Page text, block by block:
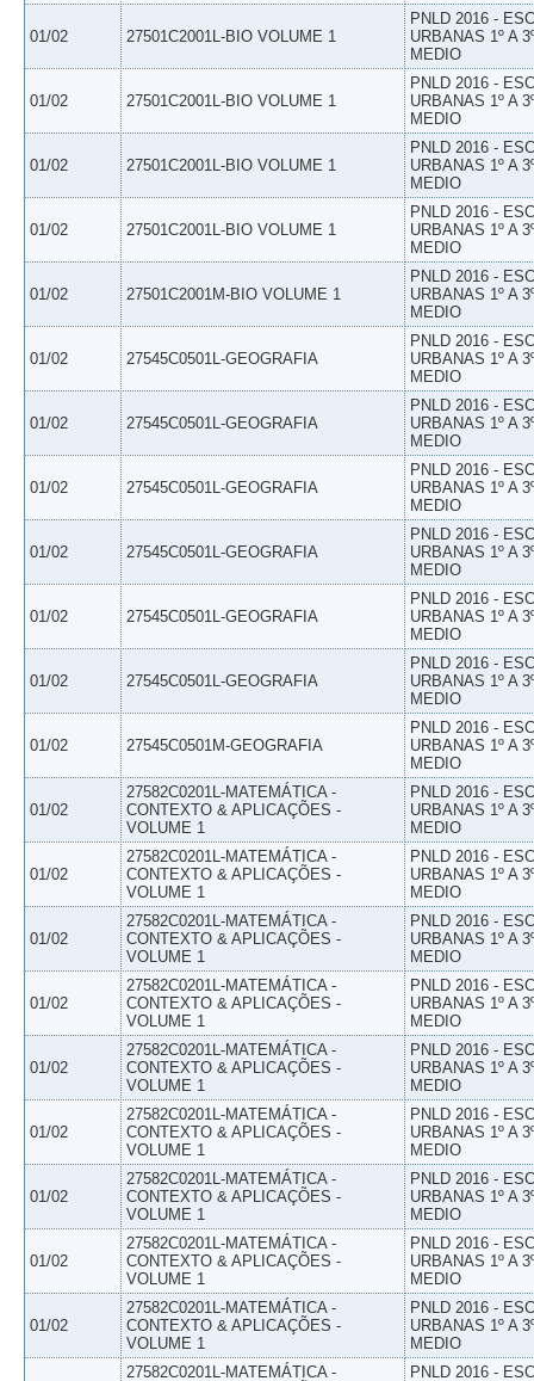
01/02 27501C2001L-BIO VOLUME 1
PNLD 2016 -
URBANAS 1º A
MEDIO
01/02 27501C2001L-BIO VOLUME 1
PNLD 2016 -
URBANAS 1º A
MEDIO
01/02 27501C2001L-BIO VOLUME 1
PNLD 2016 -
URBANAS 1º A
MEDIO
01/02 27501C2001L-BIO VOLUME 1
PNLD 2016 -
URBANAS 1º A
MEDIO
01/02 27501C2001M-BIO VOLUME 1
PNLD 2016 -
URBANAS 1º A
MEDIO
01/02 27545C0501L-GEOGRAFIA
PNLD 2016 -
URBANAS 1º A
MEDIO
01/02 27545C0501L-GEOGRAFIA
PNLD 2016 -
URBANAS 1º A
MEDIO
01/02 27545C0501L-GEOGRAFIA
PNLD 2016 -
URBANAS 1º A
MEDIO
01/02 27545C0501L-GEOGRAFIA
PNLD 2016 -
URBANAS 1º A
MEDIO
01/02 27545C0501L-GEOGRAFIA
PNLD 2016 -
URBANAS 1º A
MEDIO
01/02 27545C0501L-GEOGRAFIA
PNLD 2016 -
URBANAS 1º A
MEDIO
01/02 27545C0501M-GEOGRAFIA
PNLD 2016 -
URBANAS 1º A
MEDIO
01/02
27582C0201L-MATEMÁTICA -
CONTEXTO & APLICAÇÕES -
VOLUME 1
PNLD 2016 -
URBANAS 1º A
MEDIO
01/02
27582C0201L-MATEMÁTICA -
CONTEXTO & APLICAÇÕES -
VOLUME 1
PNLD 2016 -
URBANAS 1º A
MEDIO
01/02
27582C0201L-MATEMÁTICA -
CONTEXTO & APLICAÇÕES -
VOLUME 1
PNLD 2016 -
URBANAS 1º A
MEDIO
01/02
27582C0201L-MATEMÁTICA -
CONTEXTO & APLICAÇÕES -
VOLUME 1
PNLD 2016 -
URBANAS 1º A
MEDIO
01/02
27582C0201L-MATEMÁTICA -
CONTEXTO & APLICAÇÕES -
VOLUME 1
PNLD 2016 -
URBANAS 1º A
MEDIO
01/02
27582C0201L-MATEMÁTICA -
CONTEXTO & APLICAÇÕES -
VOLUME 1
PNLD 2016 -
URBANAS 1º A
MEDIO
01/02
27582C0201L-MATEMÁTICA -
CONTEXTO & APLICAÇÕES -
VOLUME 1
PNLD 2016 -
URBANAS 1º A
MEDIO
01/02
27582C0201L-MATEMÁTICA -
CONTEXTO & APLICAÇÕES -
VOLUME 1
PNLD 2016 -
URBANAS 1º A
MEDIO
01/02
27582C0201L-MATEMÁTICA -
CONTEXTO & APLICAÇÕES -
VOLUME 1
PNLD 2016 -
URBANAS 1º A
MEDIO
27582C0201L-MATEMÁTICA -
PNLD 2016 -